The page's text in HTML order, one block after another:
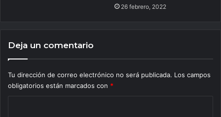
26 febrero, 2022
Deja un comentario
Tu dirección de correo electrónico no será publicada. Los campos
obligatorios están marcados con *